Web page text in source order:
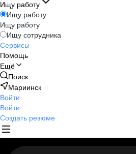
Ищу работу
Ищу работу
Ищу работу
Ищу сотрудника
Сервисы
Помощь
Ещё
Поиск
Мариинск
Войти
Войти
Создать резюме